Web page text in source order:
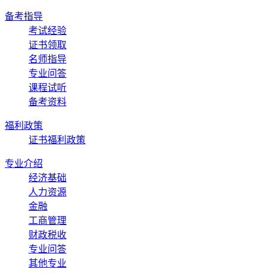
备考指导
考试经验
证书领取
名师指导
专业问答
课程试听
备考资料
福利政策
证书福利政策
专业介绍
经济基础
人力资源
金融
工商管理
财政税收
专业问答
其他专业